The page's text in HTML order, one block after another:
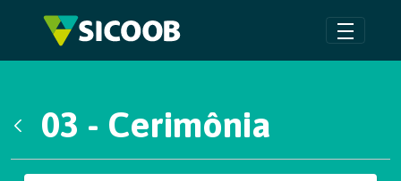
Pular para o Conteúdo principal
03 - Cerimônia